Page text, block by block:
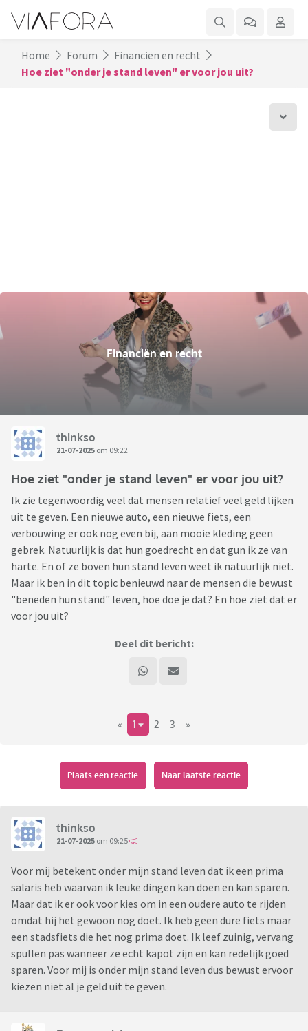
Home Forum
Financiën en recht
Hoe ziet "onder je stand leven" er voor jou uit?
Financiën en recht
thinkso
21-07-2025 om 09:22
Hoe ziet "onder je stand leven" er voor jou uit?
Ik zie tegenwoordig veel dat mensen relatief veel geld lijken
uit te geven. Een nieuwe auto, een nieuwe fiets, een
verbouwing er ook nog even bij, aan mooie kleding geen
gebrek. Natuurlijk is dat hun goedrecht en dat gun ik ze van
harte. En of ze boven hun stand leven weet ik natuurlijk niet.
Maar ik ben in dit topic benieuwd naar de mensen die bewust
"beneden hun stand" leven, hoe doe je dat? En hoe ziet dat er
voor jou uit?
Deel dit bericht:
« 1 2 3 »
Plaats een reactie Naar laatste reactie
thinkso
21-07-2025 om 09:25
Voor mij betekent onder mijn stand leven dat ik een prima
salaris heb waarvan ik leuke dingen kan doen en kan sparen.
Maar dat ik er ook voor kies om in een oudere auto te rijden
omdat hij het gewoon nog doet. Ik heb geen dure fiets maar
een stadsfiets die het nog prima doet. Ik leef zuinig, vervang
spullen pas wanneer ze echt kapot zijn en kan redelijk goed
sparen. Voor mij is onder mijn stand leven dus bewust ervoor
kiezen niet al je geld uit te geven.